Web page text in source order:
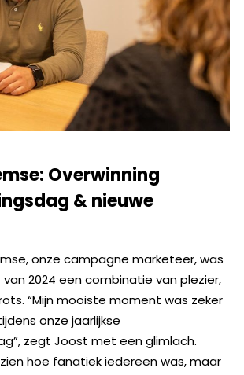
Overwinning
& nieuwe
onze campagne marketeer, was
2024 een combinatie van plezier,
“Mijn mooiste moment was zeker
onze jaarlijkse
zegt Joost met een glimlach.
hoe fanatiek iedereen was, maar